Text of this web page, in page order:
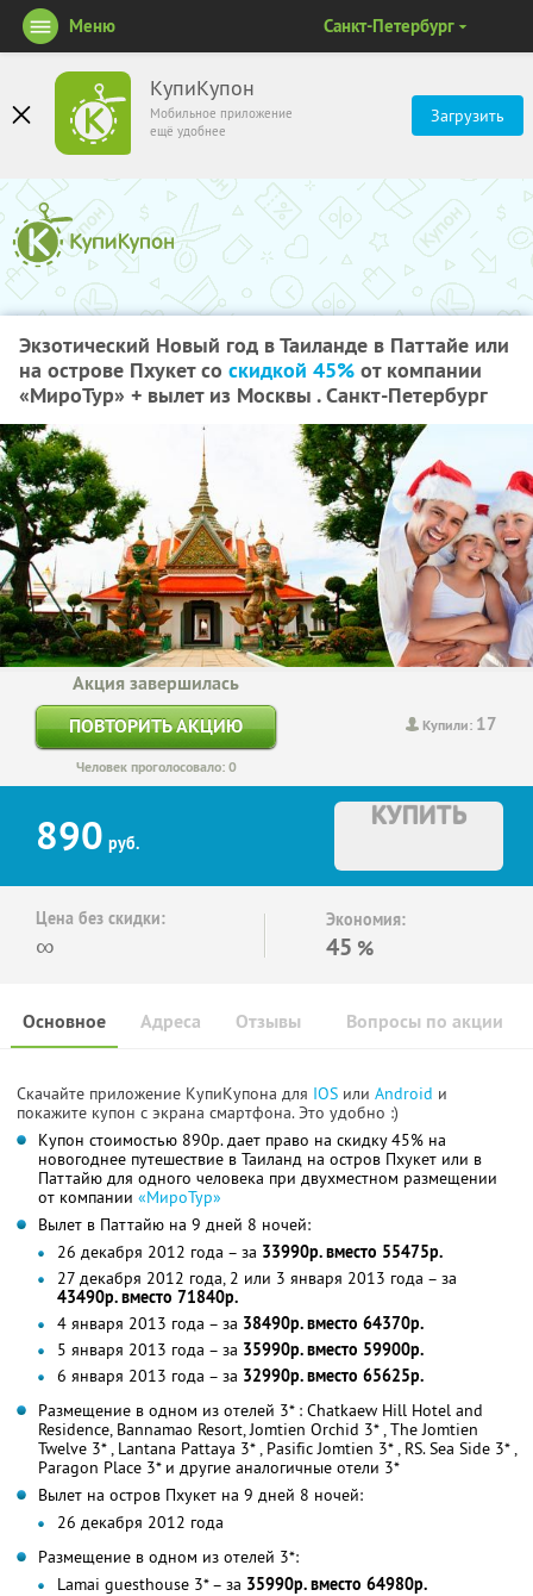
КупиКупон
Мобильное приложение
ещё удобнее
Загрузить
Меню Санкт-Петербург
Экзотический Новый год в Таиланде в Паттайе или
на острове Пхукет со скидкой 45% от компании
«МироТур» + вылет из Москвы . Санкт-Петербург
Купили: 17
Акция завершилась
ПОВТОРИТЬ АКЦИЮ
Человек проголосовало: 0
890 руб.
КУПИТЬ
Цена без скидки:
∞
Экономия:
45 %
Основное Отзывы Вопросы по акции
Адреса
Скачайте приложение КупиКупона для IOS или Android и
покажите купон с экрана смартфона. Это удобно :)
Купон стоимостью 890р. дает право на скидку 45% на
новогоднее путешествие в Таиланд на остров Пхукет или в
Паттайю для одного человека при двухместном размещении
от компании «МироТур»
Вылет в Паттайю на 9 дней 8 ночей:
26 декабря 2012 года – за 33990р. вместо 55475р.
27 декабря 2012 года, 2 или 3 января 2013 года – за
43490р. вместо 71840р.
4 января 2013 года – за 38490р. вместо 64370р.
5 января 2013 года – за 35990р. вместо 59900р.
6 января 2013 года – за 32990р. вместо 65625р.
Размещение в одном из отелей 3* : Chatkaew Hill Hotel and
Residence, Bannamao Resort, Jomtien Orchid 3* , The Jomtien
Twelve 3* , Lantana Pattaya 3* , Pasific Jomtien 3* , RS. Sea Side 3* ,
Paragon Place 3* и другие аналогичные отели 3*
Вылет на остров Пхукет на 9 дней 8 ночей:
26 декабря 2012 года
Размещение в одном из отелей 3*:
Lamai guesthouse 3* – за 35990р. вместо 64980р.